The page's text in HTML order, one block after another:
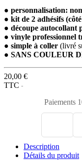
● personnalisation:
● kit de 2 adhésifs
● découpe autocollant
● vinyle professionnel
● simple à coller (livré
● SANS COULEUR
20,00 €
TTC
Paiements
Description
Détails du produit